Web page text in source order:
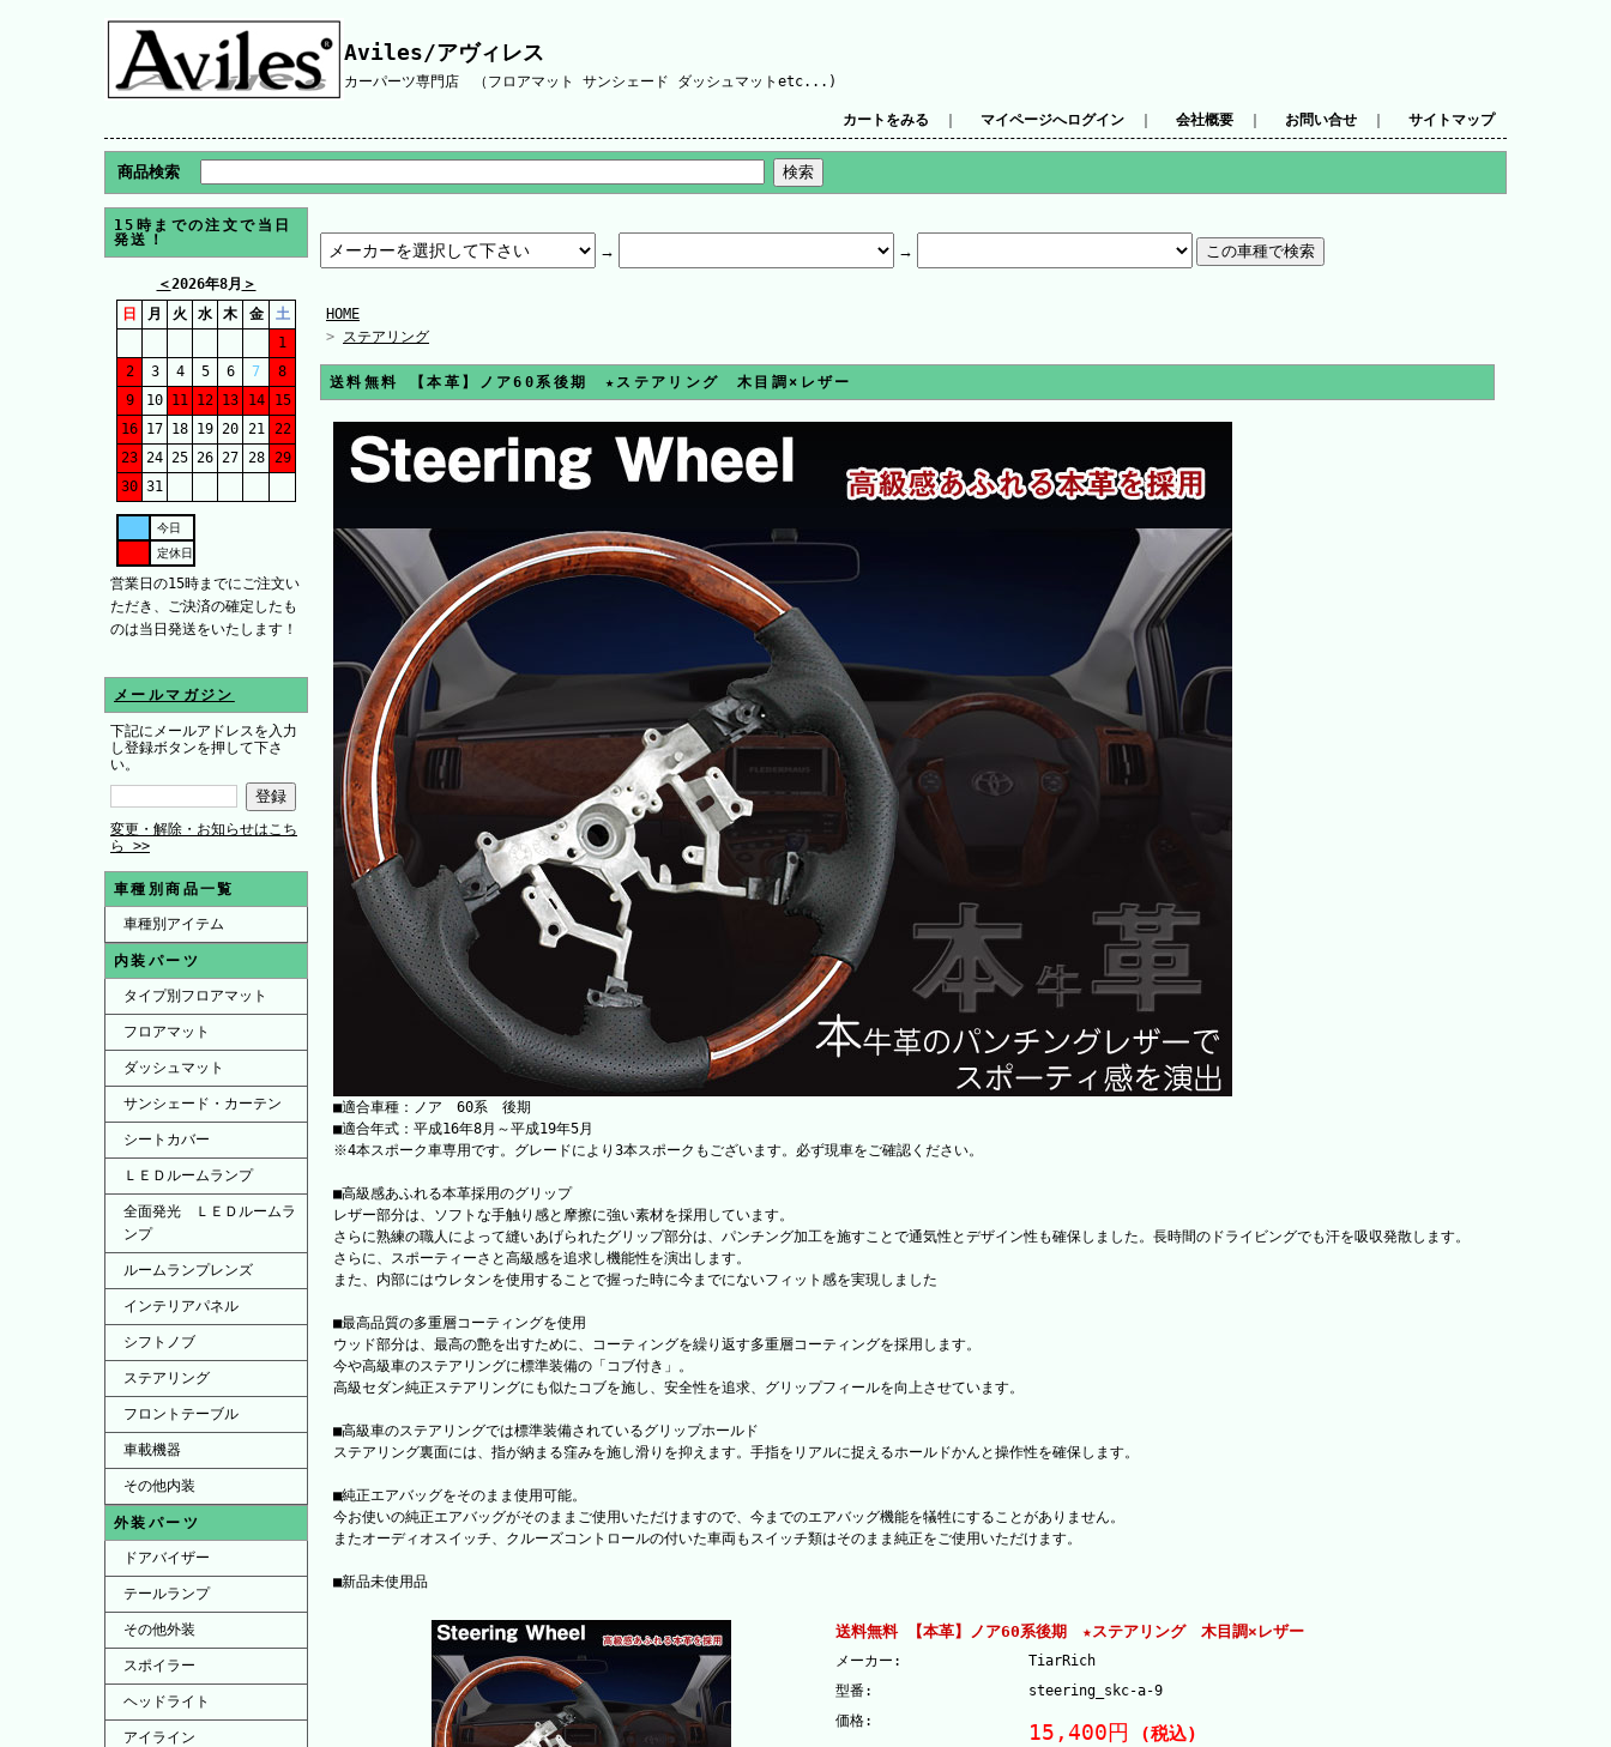
Aviles/アヴィレス
カーパーツ専門店 （フロアマット サンシェード ダッシュマットetc...)
カートをみる マイページへログイン 会社概要 お問い合せ サイトマップ
商品検索
15時までの注文で当日
発送！
＜2026年8月 ＞
日
月 火 水 木 金
土
1
2
3 4 5 6 7
8
9
10 11 12 13 14
15
16 17 18 19 20 21
22
23 24 25 26 27 28
29
30 31
今日
定休日
営業日の15時までにご注文い
ただき、ご決済の確定したも
のは当日発送をいたします！
メールマガジン
下記にメールアドレスを入力
し登録ボタンを押して下さ
い。
変更・解除・お知らせはこち
ら >>
車種別商品一覧
車種別アイテム
内装パーツ
タイプ別フロアマット
フロアマット
ダッシュマット
サンシェード・カーテン
シートカバー
ＬＥＤルームランプ
全面発光 ＬＥＤルームラ
ンプ
ルームランプレンズ
インテリアパネル
シフトノブ
ステアリング
フロントテーブル
車載機器
その他内装
外装パーツ
ドアバイザー
テールランプ
その他外装
スポイラー
ヘッドライト
アイライン
HOME
> ステアリング
送料無料 【本革】ノア60系後期 ★ステアリング 木目調×レザー
■適合車種：ノア 60系 後期
■適合年式：平成16年8月～平成19年5月
※4本スポーク車専用です。グレードにより3本スポークもございます。必ず現車をご確認ください。
■高級感あふれる本革採用のグリップ
レザー部分は、ソフトな手触り感と摩擦に強い素材を採用しています。
さらに熟練の職人によって縫いあげられたグリップ部分は、パンチング加工を施すことで通気性とデザイン性も確保しました。長時間のドライビングでも汗を吸収発散します。
さらに、スポーティーさと高級感を追求し機能性を演出します。
また、内部にはウレタンを使用することで握った時に今までにないフィット感を実現しました
■最高品質の多重層コーティングを使用
ウッド部分は、最高の艶を出すために、コーティングを繰り返す多重層コーティングを採用します。
今や高級車のステアリングに標準装備の「コブ付き」。
高級セダン純正ステアリングにも似たコブを施し、安全性を追求、グリップフィールを向上させています。
■高級車のステアリングでは標準装備されているグリップホールド
ステアリング裏面には、指が納まる窪みを施し滑りを抑えます。手指をリアルに捉えるホールドかんと操作性を確保します。
■純正エアバッグをそのまま使用可能。
今お使いの純正エアバッグがそのままご使用いただけますので、今までのエアバッグ機能を犠牲にすることがありません。
またオーディオスイッチ、クルーズコントロールの付いた車両もスイッチ類はそのまま純正をご使用いただけます。
■新品未使用品
送料無料 【本革】ノア60系後期 ★ステアリング 木目調×レザー
メーカー:
TiarRich
型番:
steering_skc-a-9
価格:
15,400円 (税込)